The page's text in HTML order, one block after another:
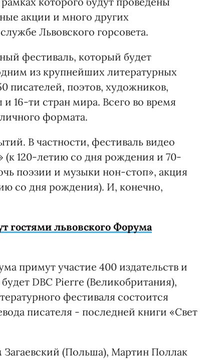
акции и много других
Львовского горсовета.
фестиваль, который будет
из крупнейших литературных
писателей, поэтов, художников,
16-ти стран мира. Всего во время
формата.
В частности, фестиваль видео
(к 120-летию со дня рождения и 70-
поэзии и музыки нон-стоп», акция
со дня рождения). И, конечно,
гостями львовского Форума
примут участие 400 издательств и
DBC Pierre (Великобритания),
фестиваля состоится
писателя - последней книги «Свет
Загаевский (Польша), Мартин Поллак